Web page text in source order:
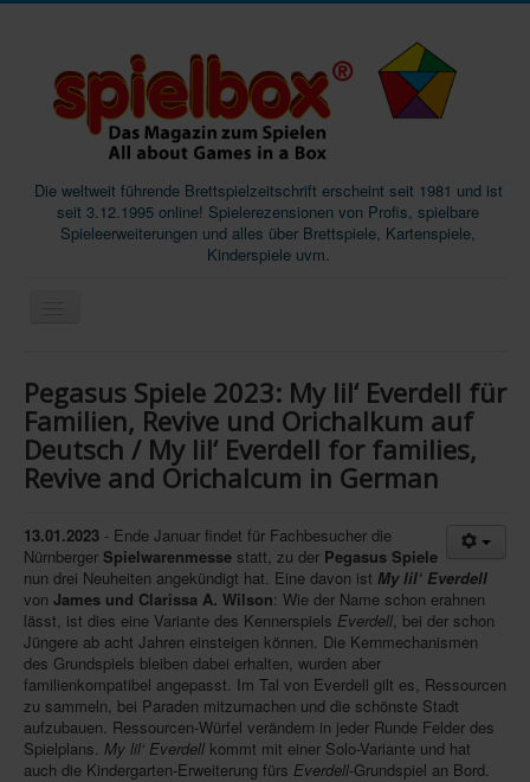
Die weltweit führende Brettspielzeitschrift erscheint seit 1981 und ist
seit 3.12.1995 online! Spielerezensionen von Profis, spielbare
Spieleerweiterungen und alles über Brettspiele, Kartenspiele,
Kinderspiele uvm.
Magazine
Abos/Subscriptions
Podcast
SpieleMag
Infos
Shop
Download spielbox Special 2025
Newsletter
Spieledatenbank
Premium login
Pegasus Spiele 2023: My lil‘ Everdell für
Familien, Revive und Orichalkum auf
Deutsch / My lil‘ Everdell for families,
Revive and Orichalcum in German
13.01.2023 - Ende Januar findet für Fachbesucher die
Nürnberger Spielwarenmesse statt, zu der Pegasus Spiele
nun drei Neuheiten angekündigt hat. Eine davon ist My lil‘ Everdell
von James und Clarissa A. Wilson: Wie der Name schon erahnen
lässt, ist dies eine Variante des Kennerspiels Everdell, bei der schon
Jüngere ab acht Jahren einsteigen können. Die Kernmechanismen
des Grundspiels bleiben dabei erhalten, wurden aber
familienkompatibel angepasst. Im Tal von Everdell gilt es, Ressourcen
zu sammeln, bei Paraden mitzumachen und die schönste Stadt
aufzubauen. Ressourcen-Würfel verändern in jeder Runde Felder des
Spielplans. My lil‘ Everdell kommt mit einer Solo-Variante und hat
auch die Kindergarten-Erweiterung fürs Everdell-Grundspiel an Bord.